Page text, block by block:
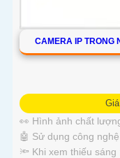
CAMERA IP TRONG
👀 Hình ảnh chất
🤖️ Sử dụng công
🔦 Khi xem thiếu sáng